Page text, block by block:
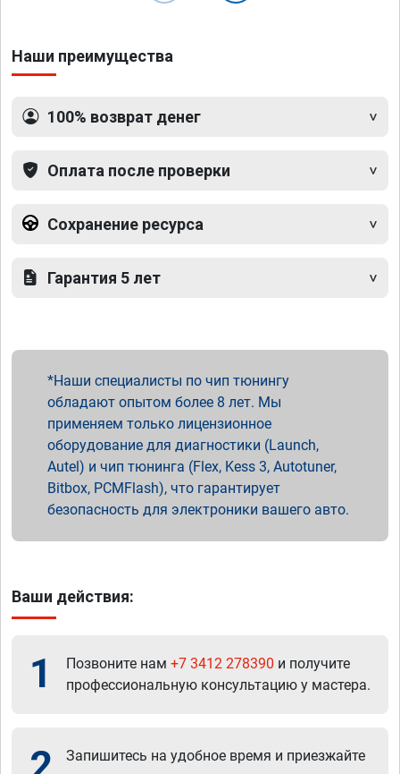
Наши преимущества
100% возврат денег
Оплата после проверки
Сохранение ресурса
Гарантия 5 лет
Наши специалисты по чип тюнингу
обладают опытом более 8 лет. Мы
применяем только лицензионное
оборудование для диагностики (Launch,
Autel) и чип тюнинга (Flex, Kess 3, Autotuner,
Bitbox, PCMFlash), что гарантирует
безопасность для электроники вашего авто.
Ваши действия:
1 Позвоните нам +7 3412 278390 и получите
профессиональную консультацию у мастера.
Запишитесь на удобное время и приезжайте